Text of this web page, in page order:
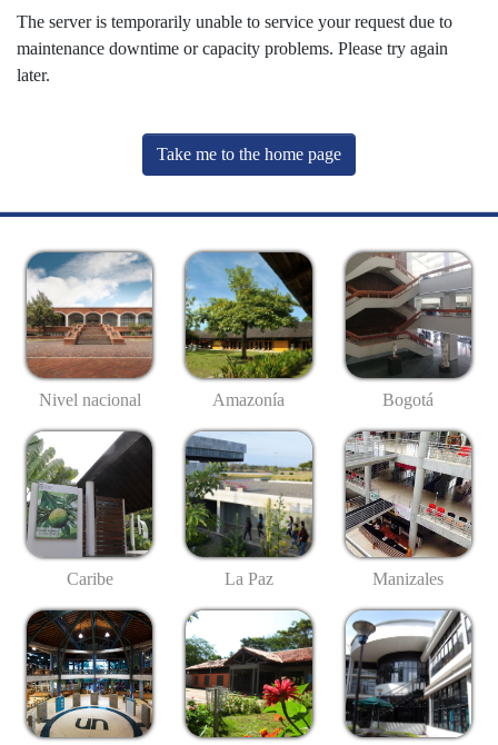
The server is temporarily unable to service your request due to
maintenance downtime or capacity problems. Please try again
later.
Take me to the home page
Nivel nacional Amazonía Bogotá
Caribe La Paz Manizales